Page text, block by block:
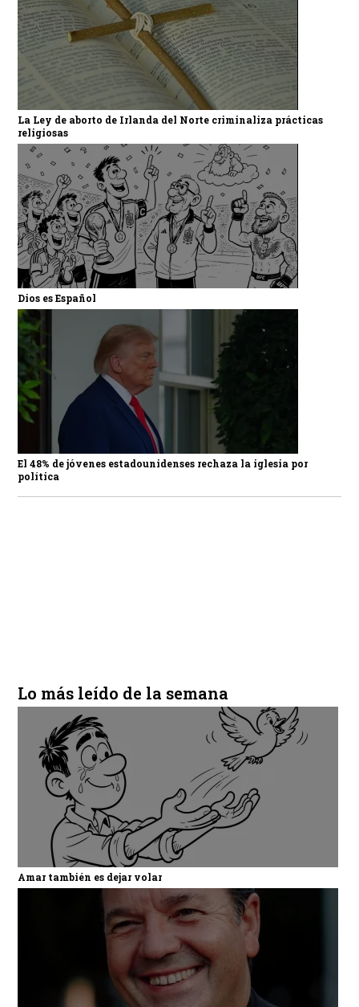
La Ley de aborto de Irlanda del Norte criminaliza prácticas
religiosas
Dios es Español
El 48% de jóvenes estadounidenses rechaza la iglesia por
política
Lo más leído de la semana
Amar también es dejar volar